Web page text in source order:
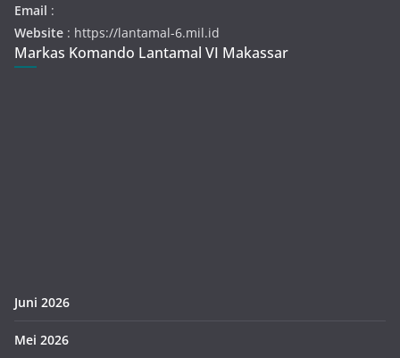
Email :
Website : https://lantamal-6.mil.id
Markas Komando Lantamal VI Makassar
Juni 2026
Mei 2026